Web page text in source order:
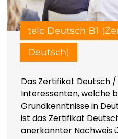
telc Deutsch B1
Deutsch)
Das Zertifikat Deutsch
Interessenten, welche
Grundkenntnisse in
ist das Zertifikat
anerkannter Nachweis